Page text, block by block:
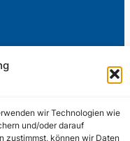
wir Technologien wie
und/oder darauf
zustimmst, können wir Daten